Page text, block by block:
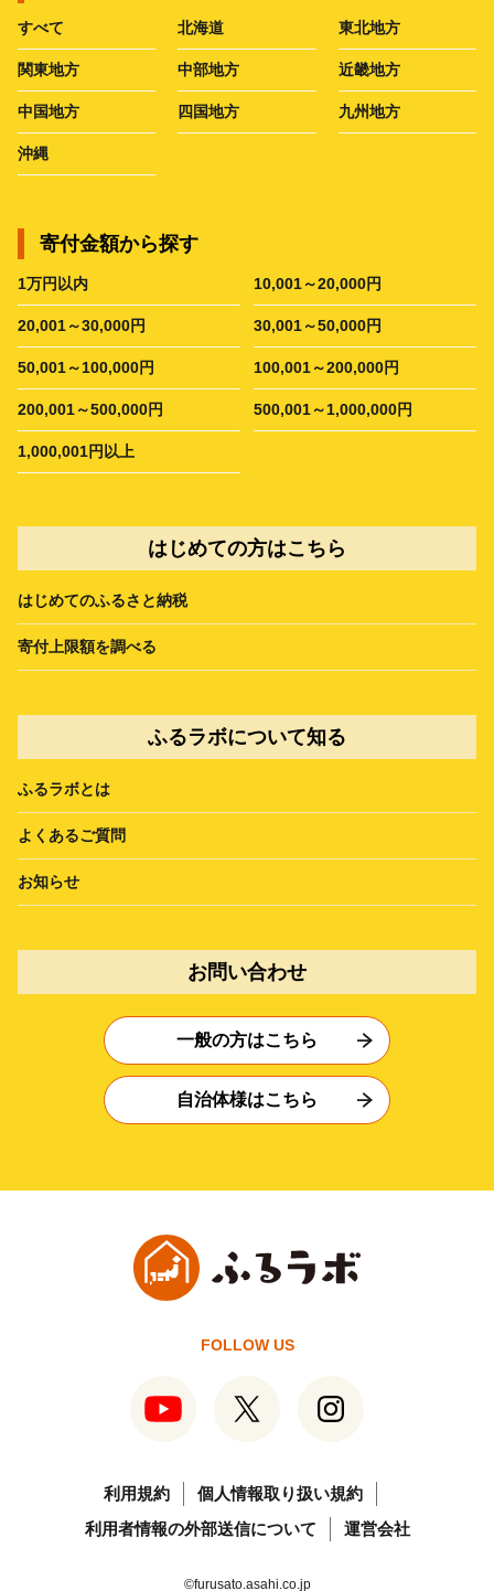
すべて 北海道 東北地方
関東地方 中部地方 近畿地方
中国地方 四国地方 九州地方
沖縄
寄付金額から探す
1万円以内 10,001～20,000円
20,001～30,000円 30,001～50,000円
50,001～100,000円 100,001～200,000円
200,001～500,000円 500,001～1,000,000円
1,000,001円以上
はじめての方はこちら
はじめてのふるさと納税
寄付上限額を調べる
ふるラボについて知る
ふるラボとは
よくあるご質問
お知らせ
お問い合わせ
一般の方はこちら
自治体様はこちら
FOLLOW US
利用規約
個人情報取り扱い規約
利用者情報の外部送信について
運営会社
©furusato.asahi.co.jp